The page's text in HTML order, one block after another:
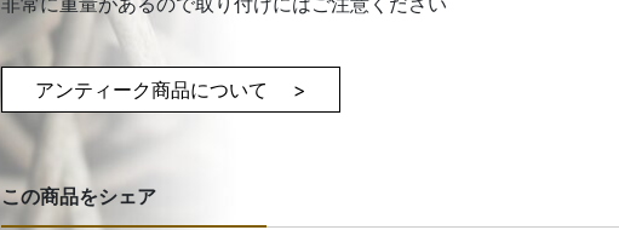
アンティーク商品について >
この商品をシェア